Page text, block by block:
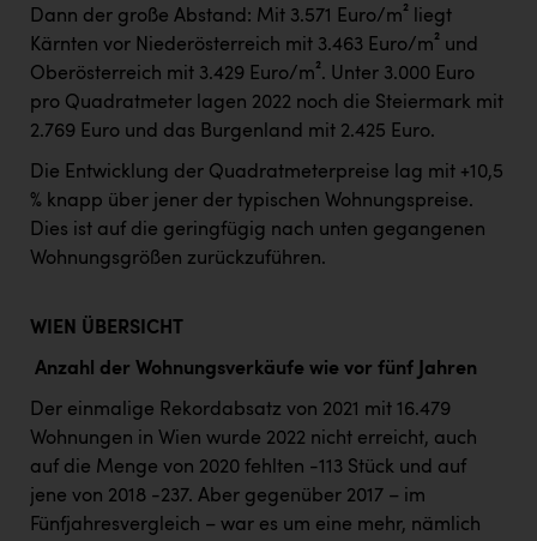
Dann der große Abstand: Mit 3.571 Euro/m² liegt
Kärnten vor Niederösterreich mit 3.463 Euro/m² und
Oberösterreich mit 3.429 Euro/m². Unter 3.000 Euro
pro Quadratmeter lagen 2022 noch die Steiermark mit
2.769 Euro und das Burgenland mit 2.425 Euro.
Die Entwicklung der Quadratmeterpreise lag mit +10,5
% knapp über jener der typischen Wohnungspreise.
Dies ist auf die geringfügig nach unten gegangenen
Wohnungsgrößen zurückzuführen.
WIEN ÜBERSICHT
Anzahl der Wohnungsverkäufe wie vor fünf Jahren
Der einmalige Rekordabsatz von 2021 mit 16.479
Wohnungen in Wien wurde 2022 nicht erreicht, auch
auf die Menge von 2020 fehlten -113 Stück und auf
jene von 2018 -237. Aber gegenüber 2017 – im
Fünfjahresvergleich – war es um eine mehr, nämlich